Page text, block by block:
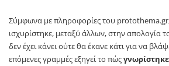
Σύμφωνα με πληροφορίες του
ισχυρίστηκε, μεταξύ άλλων, στην απολογία
δεν έχει κάνει ούτε θα έκανε κάτι για να
επόμενες γραμμές εξηγεί το πώς